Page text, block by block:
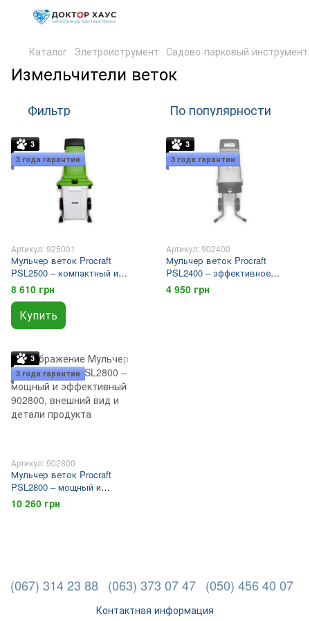
Каталог Элетроиструмент Садово-парковый инструмент
Измельчители веток
Фильтр По популярности
3
3 года гарантии
Артикул: 925001
Мульчер веток Procraft
PSL2500 – компактный и
мощный
8 610 грн
Купить
3
3 года гарантии
Артикул: 902400
Мульчер веток Procraft
PSL2400 – эффективное
решение для сада
4 950 грн
3
3 года гарантии
Артикул: 902800
Мульчер веток Procraft
PSL2800 – мощный и
эффективный
10 260 грн
(067) 314 23 88 (063) 373 07 47 (050) 456 40 07
Контактная информация